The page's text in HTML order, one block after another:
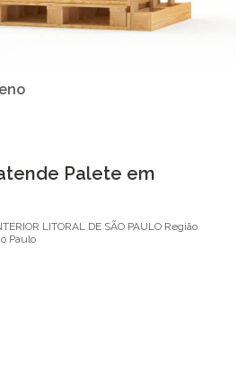
Palete em
LITORAL DE SÃO PAULO Região
Paulo